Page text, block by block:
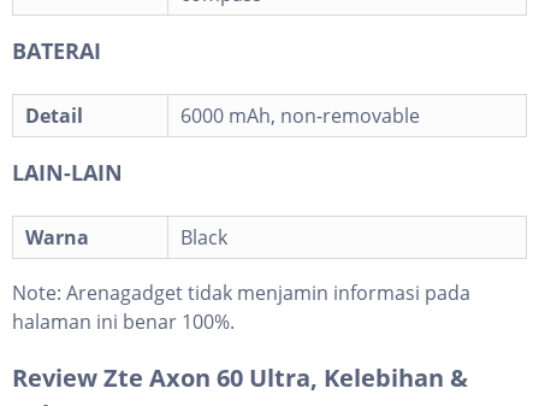
BATERAI
Detail 6000 mAh, non-removable
LAIN-LAIN
Warna Black
Note: Arenagadget tidak menjamin informasi pada
halaman ini benar 100%.
Review Zte Axon 60 Ultra, Kelebihan &